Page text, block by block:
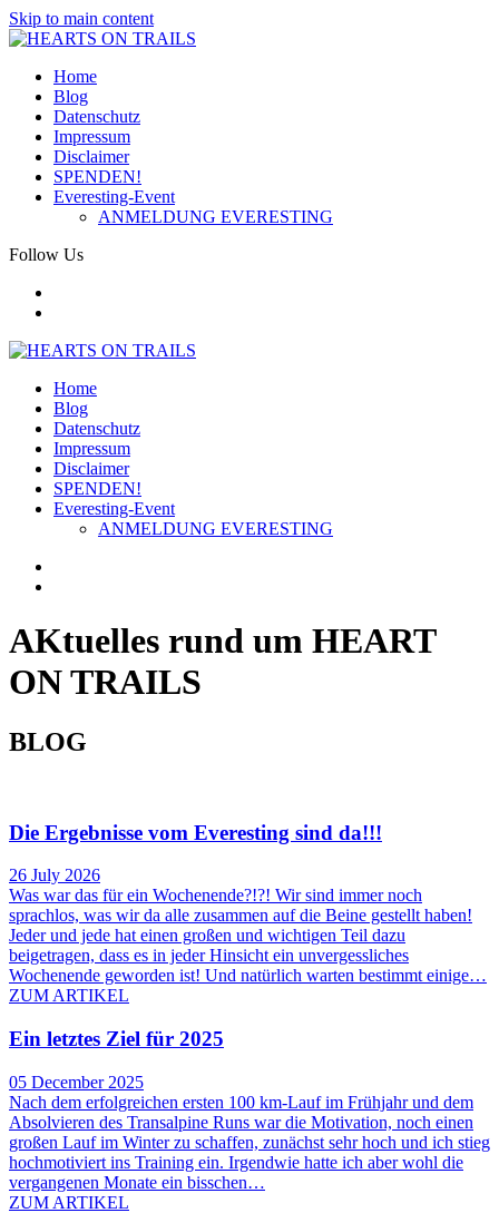
Skip to main content
Home
Blog
Datenschutz
Impressum
Disclaimer
SPENDEN!
Everesting-Event
ANMELDUNG EVERESTING
Follow Us
Home
Blog
Datenschutz
Impressum
Disclaimer
SPENDEN!
Everesting-Event
ANMELDUNG EVERESTING
AKtuelles rund um HEART
ON TRAILS
BLOG
Die Ergebnisse vom Everesting sind da!!!
26 July 2026
Was war das für ein Wochenende?!?! Wir sind immer noch
sprachlos, was wir da alle zusammen auf die Beine gestellt haben!
Jeder und jede hat einen großen und wichtigen Teil dazu
beigetragen, dass es in jeder Hinsicht ein unvergessliches
Wochenende geworden ist! Und natürlich warten bestimmt einige…
ZUM ARTIKEL
Ein letztes Ziel für 2025
05 December 2025
Nach dem erfolgreichen ersten 100 km-Lauf im Frühjahr und dem
Absolvieren des Transalpine Runs war die Motivation, noch einen
großen Lauf im Winter zu schaffen, zunächst sehr hoch und ich stieg
hochmotiviert ins Training ein. Irgendwie hatte ich aber wohl die
vergangenen Monate ein bisschen…
ZUM ARTIKEL